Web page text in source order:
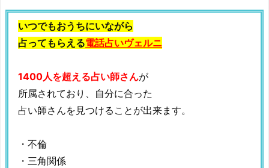
いつでもおうちにいながら
占ってもらえる電話占いヴェルニ
1400人を超える占い師さんが
所属されており、自分に合った
占い師さんを見つけることが出来ます。
・不倫
・三角関係